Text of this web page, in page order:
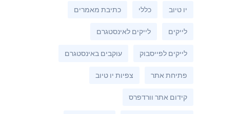
יו טיוב כללי כתיבת מאמרים
לייקים לייקים לאינסטגרם
לייקים לפייסבוק עוקבים באינסטגרם
פתיחת אתר צפיות יו טיוב
קידום אתר וורדפרס